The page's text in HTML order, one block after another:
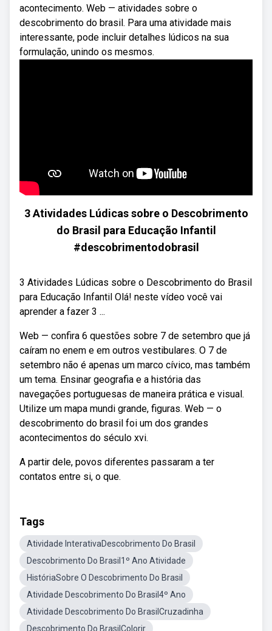
acontecimento. Web — atividades sobre o
descobrimento do brasil. Para uma atividade mais
interessante, pode incluir detalhes lúdicos na sua
formulação, unindo os mesmos.
3 Atividades Lúdicas sobre o Descobrimento
do Brasil para Educação Infantil
#descobrimentodobrasil
3 Atividades Lúdicas sobre o Descobrimento do Brasil
para Educação Infantil Olá! neste vídeo você vai
aprender a fazer 3 ...
Web — confira 6 questões sobre 7 de setembro que já
caíram no enem e em outros vestibulares. O 7 de
setembro não é apenas um marco cívico, mas também
um tema. Ensinar geografia e a história das
navegações portuguesas de maneira prática e visual.
Utilize um mapa mundi grande, figuras. Web — o
descobrimento do brasil foi um dos grandes
acontecimentos do século xvi.
A partir dele, povos diferentes passaram a ter
contatos entre si, o que.
Tags
Atividade InterativaDescobrimento Do Brasil
Descobrimento Do Brasil1º Ano Atividade
HistóriaSobre O Descobrimento Do Brasil
Atividade Descobrimento Do Brasil4º Ano
Atividade Descobrimento Do BrasilCruzadinha
Descobrimento Do BrasilColorir